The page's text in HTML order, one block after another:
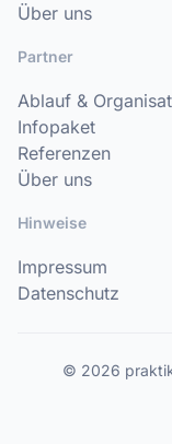
Über uns
Partner
Ablauf &
Infopaket
Referenzen
Über uns
Hinweise
Impressum
Datenschutz
© 2026